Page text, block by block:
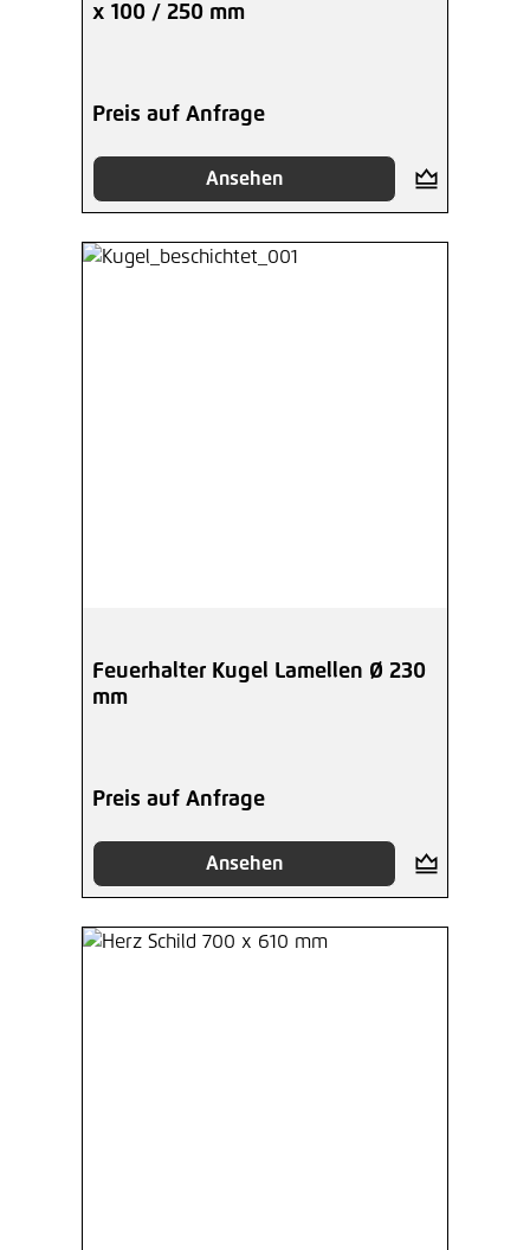
x 100 / 250 mm
Preis auf Anfrage
Ansehen
Feuerhalter Kugel Lamellen Ø 230
mm
Preis auf Anfrage
Ansehen